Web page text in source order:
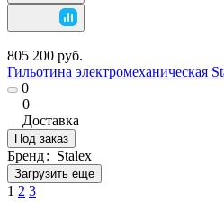
805 200 руб.
Гильотина электромеханическая
0
0
Доставка
Под заказ
Бренд: Stalex
Загрузить еще
1 2 3